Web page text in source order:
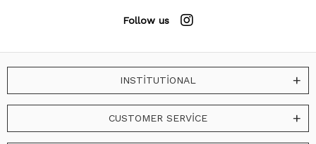
Follow us
INSTİTUTİONAL
CUSTOMER SERVİCE